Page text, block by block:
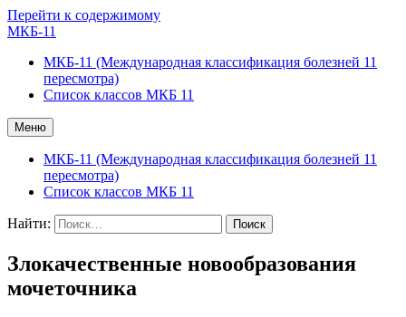
Перейти к содержимому
МКБ-11
МКБ-11 (Международная классификация болезней 11
пересмотра)
Список классов МКБ 11
Меню
МКБ-11 (Международная классификация болезней 11
пересмотра)
Список классов МКБ 11
Найти:
Злокачественные новообразования
мочеточника